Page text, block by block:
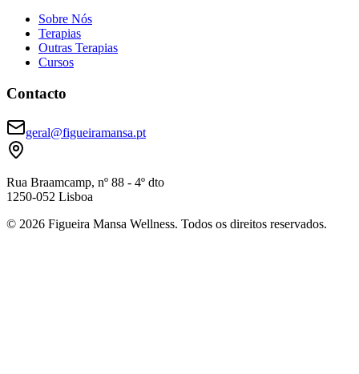
Sobre Nós
Terapias
Outras Terapias
Cursos
Contacto
geral@figueiramansa.pt
Rua Braamcamp, nº 88 - 4º dto
1250-052 Lisboa
© 2026 Figueira Mansa Wellness. Todos os direitos reservados.